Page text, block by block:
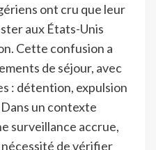
ont cru que leur
aux États-Unis
Cette confusion a
de séjour, avec
: détention, expulsion
un contexte
surveillance accrue,
nécessité de vérifier